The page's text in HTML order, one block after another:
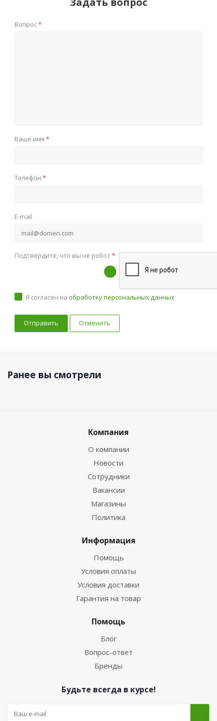
Вопрос*
Ваше имя *
Телефон *
E-mail
Подтвердите, что вы не робот*
Я согласен на обработку персональных данных
Отменить
Ранее вы смотрели
Компания
О компании
Новости
Сотрудники
Вакансии
Магазины
Политика
Информация
Помощь
Условия оплаты
Условия доставки
Гарантия на товар
Помощь
Блог
Вопрос-ответ
Бренды
Будьте всегда в курсе!